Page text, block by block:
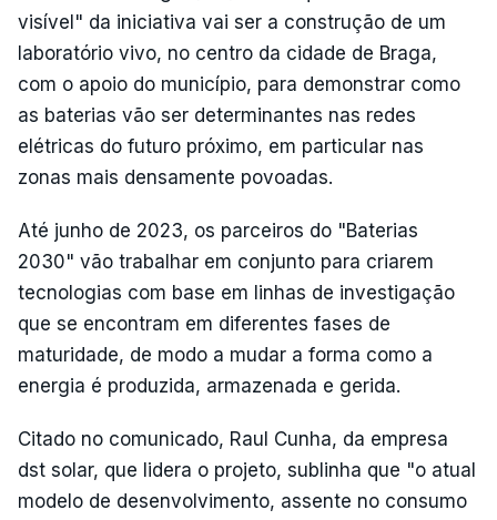
visível" da iniciativa vai ser a construção de um
laboratório vivo, no centro da cidade de Braga,
com o apoio do município, para demonstrar como
as baterias vão ser determinantes nas redes
elétricas do futuro próximo, em particular nas
zonas mais densamente povoadas.
Até junho de 2023, os parceiros do "Baterias
2030" vão trabalhar em conjunto para criarem
tecnologias com base em linhas de investigação
que se encontram em diferentes fases de
maturidade, de modo a mudar a forma como a
energia é produzida, armazenada e gerida.
Citado no comunicado, Raul Cunha, da empresa
dst solar, que lidera o projeto, sublinha que "o atual
modelo de desenvolvimento, assente no consumo